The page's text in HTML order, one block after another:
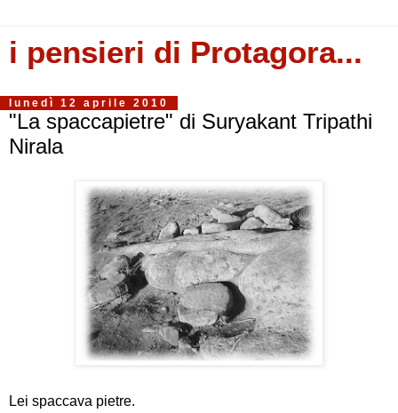
i pensieri di Protagora...
lunedì 12 aprile 2010
"La spaccapietre" di Suryakant Tripathi
Nirala
Lei spaccava pietre.